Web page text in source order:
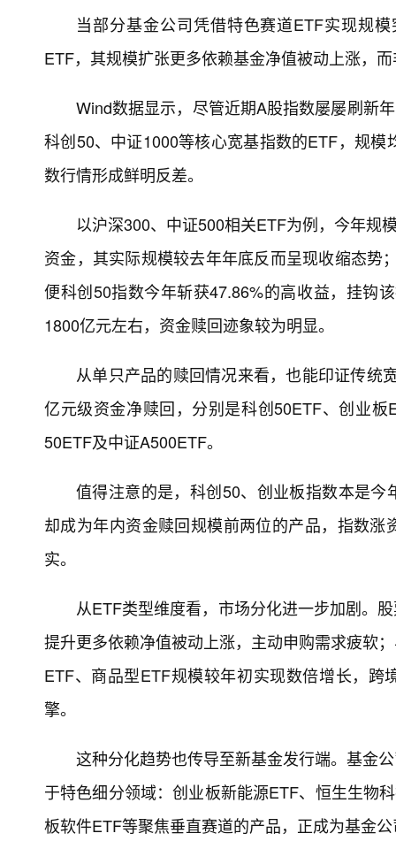
当部分基金公司凭借特色赛道ETF实现规
ETF，其规模扩张更多依赖基金净值被动上涨，
Wind数据显示，尽管近期A股指数屡屡刷新
科创50、中证1000等核心宽基指数的ETF，规
数行情形成鲜明反差。
以沪深300、中证500相关ETF为例，今年规
资金，其实际规模较去年年底反而呈现收缩态势
便科创50指数今年斩获47.86%的高收益，挂钩
1800亿元左右，资金赎回迹象较为明显。
从单只产品的赎回情况来看，也能印证传统
亿元级资金净赎回，分别是科创50ETF、创业
50ETF及中证A500ETF。
值得注意的是，科创50、创业板指数本是
却成为年内资金赎回规模前两位的产品，指数
实。
从ETF类型维度看，市场分化进一步加剧。
提升更多依赖净值被动上涨，主动申购需求疲
ETF、商品型ETF规模较年初实现数倍增长，
擎。
这种分化趋势也传导至新基金发行端。基金
于特色细分领域：创业板新能源ETF、恒生生物
板软件ETF等聚焦垂直赛道的产品，正成为基金